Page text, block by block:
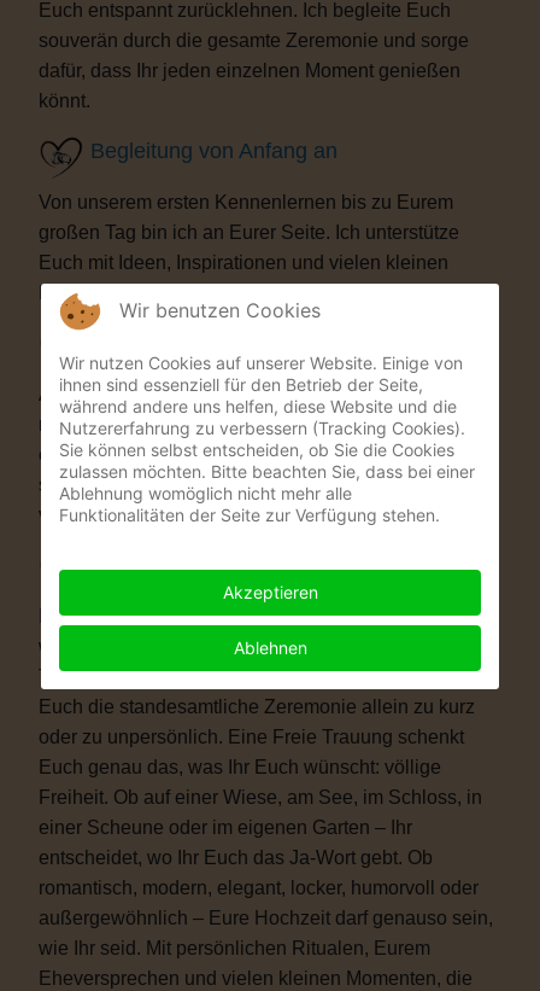
Euch entspannt zurücklehnen. Ich begleite Euch
souverän durch die gesamte Zeremonie und sorge
dafür, dass Ihr jeden einzelnen Moment genießen
könnt.
Begleitung von Anfang an
Von unserem ersten Kennenlernen bis zu Eurem
großen Tag bin ich an Eurer Seite. Ich unterstütze
Euch mit Ideen, Inspirationen und vielen kleinen
Details, die Eure Trauung besonders machen.
Auf Wunsch bereichere ich Eure Zeremonie mit
musikalischen oder künstlerischen Elementen. Als
ehemaliger Musicaldarsteller und Sänger entstehen
so Momente, die Eure Gäste garantiert nicht
vergessen werden.
Warum eine Freie Trauung?
Immer mehr Paare wünschen sich eine Hochzeit, die
wirklich zu ihnen passt. Vielleicht ist eine kirchliche
Trauung nicht das Richtige für Euch. Vielleicht ist
Euch die standesamtliche Zeremonie allein zu kurz
oder zu unpersönlich. Eine Freie Trauung schenkt
Euch genau das, was Ihr Euch wünscht: völlige
Freiheit. Ob auf einer Wiese, am See, im Schloss, in
einer Scheune oder im eigenen Garten – Ihr
entscheidet, wo Ihr Euch das Ja-Wort gebt. Ob
romantisch, modern, elegant, locker, humorvoll oder
außergewöhnlich – Eure Hochzeit darf genauso sein,
wie Ihr seid. Mit persönlichen Ritualen, Eurem
Eheversprechen und vielen kleinen Momenten, die
Wir benutzen Cookies
Wir nutzen Cookies auf unserer Website. Einige von
ihnen sind essenziell für den Betrieb der Seite,
während andere uns helfen, diese Website und die
Nutzererfahrung zu verbessern (Tracking Cookies).
Sie können selbst entscheiden, ob Sie die Cookies
zulassen möchten. Bitte beachten Sie, dass bei einer
Ablehnung womöglich nicht mehr alle
Funktionalitäten der Seite zur Verfügung stehen.
Akzeptieren
Ablehnen